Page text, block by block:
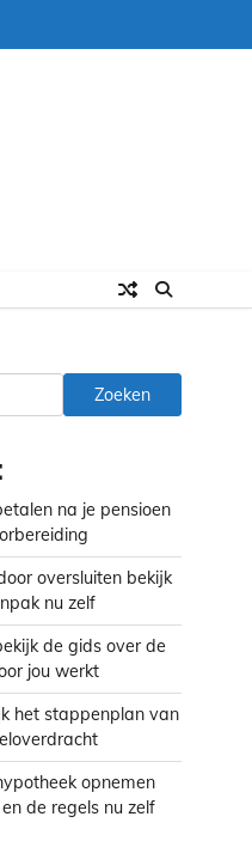
Zoeken
na je pensioen
oversluiten bekijk
nu zelf
de gids over de
jou werkt
het stappenplan van
opnemen
de regels nu zelf